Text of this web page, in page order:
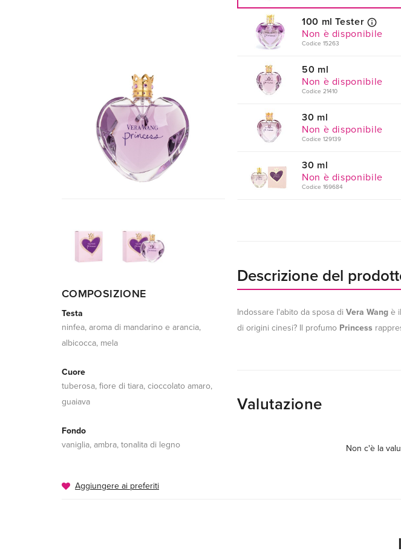
COMPOSIZIONE
Testa
ninfea, aroma di mandarino e arancia,
albicocca, mela
Cuore
tuberosa, fiore di tiara, cioccolato amaro,
guaiava
Fondo
vaniglia, ambra, tonalita di legno
Aggiungere ai preferiti
100 ml Tester
Non è disponibile
Codice 15263
50 ml
Non è disponibile
Codice 21410
30 ml
Non è disponibile
Codice 129139
30 ml
Non è disponibile
Codice 169684
Descrizione del
Indossare l'abito da sposa di Vera Wang è
di origini cinesi? Il profumo Princess
Valutazione
Non c'è la